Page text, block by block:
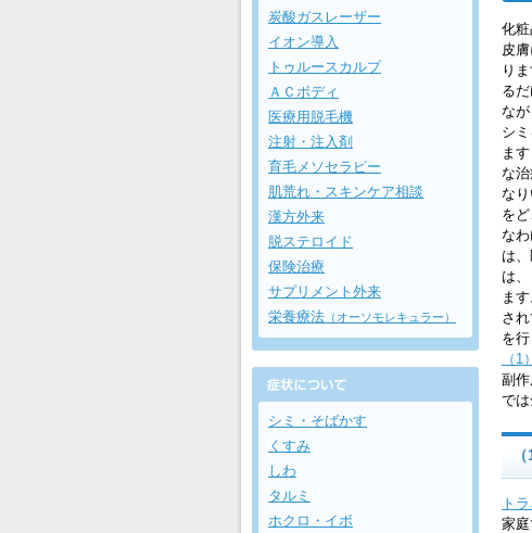
化
皮
り
る
な
シ
ま
な
な
を
な
は
は
ま
さ
を
（
副
で
ト
家
炭酸ガスレーザー
イオン導入
トゥルースカルプ
ＡＣボディ
医療用脱毛機
注射・注入剤
育毛メソセラピー
肌荒れ・スキンケア相談
漢方外来
脱ステロイド
保険治療
サプリメント外来
栄養療法 （オーソモレキュラー）
シミ・そばかす
くすみ
しわ
タルミ
ホクロ・イボ